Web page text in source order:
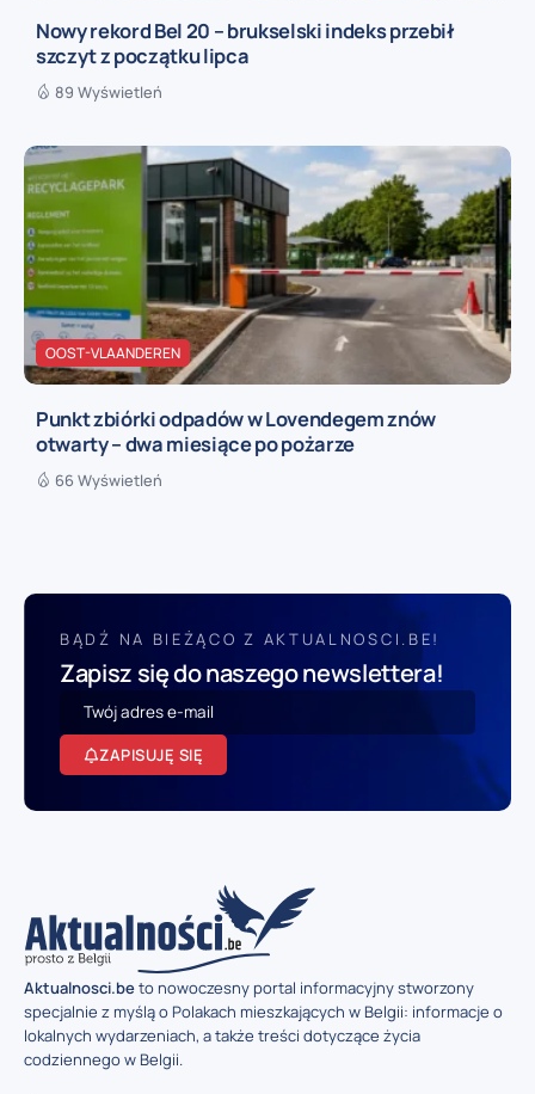
Nowy rekord Bel 20 – brukselski indeks przebił
szczyt z początku lipca
89 Wyświetleń
OOST-VLAANDEREN
Punkt zbiórki odpadów w Lovendegem znów
otwarty – dwa miesiące po pożarze
66 Wyświetleń
BĄDŹ NA BIEŻĄCO Z AKTUALNOSCI.BE!
Zapisz się do naszego newslettera!
ZAPISUJĘ SIĘ
Aktualnosci.beto nowoczesny portal informacyjny stworzony
specjalnie z myślą o Polakach mieszkających w Belgii: informacje o
lokalnych wydarzeniach, a także treści dotyczące życia
codziennego w Belgii.